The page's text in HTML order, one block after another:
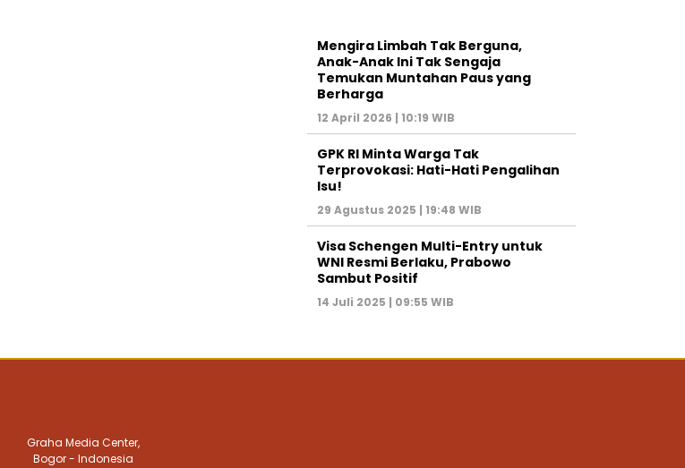
Mengira Limbah Tak Berguna,
Anak-Anak Ini Tak Sengaja
Temukan Muntahan Paus yang
Berharga
12 April 2026 | 10:19 WIB
GPK RI Minta Warga Tak
Terprovokasi: Hati-Hati Pengalihan
Isu!
29 Agustus 2025 | 19:48 WIB
Visa Schengen Multi-Entry untuk
WNI Resmi Berlaku, Prabowo
Sambut Positif
14 Juli 2025 | 09:55 WIB
Graha Media Center,
Bogor - Indonesia